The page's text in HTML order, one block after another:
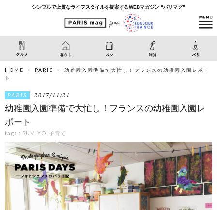
シンプルで上質なライフスタイルを提案するWEBマガジン “パリマグ”
HOME PARIS
幼稚園入園準備で大忙し！フランスの幼稚園入園レポー
ト
PARIS 2017/11/21
幼稚園入園準備で大忙し！フランスの幼稚園入園レ
ポート
tags : SUMIYO 子育て